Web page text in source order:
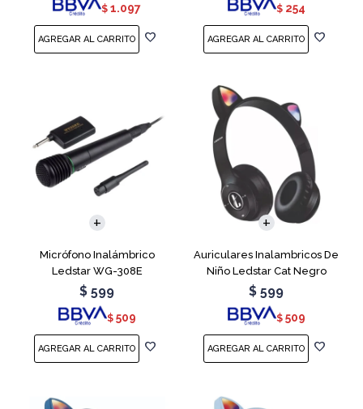
$ 1.097 $ 254
Micrófono Inalámbrico
Ledstar WG-308E
$ 599
$ 509
Auriculares Inalambricos De
Niño Ledstar Cat Negro
$ 599
$ 509